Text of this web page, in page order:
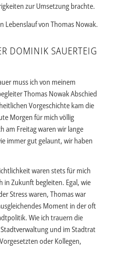
zur Umsetzung brachte.
Lebenslauf von Thomas Nowak.
DOMINIK SAUERTEIG
muss ich von meinem
Thomas Nowak Abschied
Vorgeschichte kam die
Morgen für mich völlig
am Freitag waren wir lange
immer gut gelaunt, wir haben
waren stets für mich
Zukunft begleiten. Egal, wie
Stress waren, Thomas war
Moment in der oft
Wie ich trauern die
und im Stadtrat
oder Kollegen,